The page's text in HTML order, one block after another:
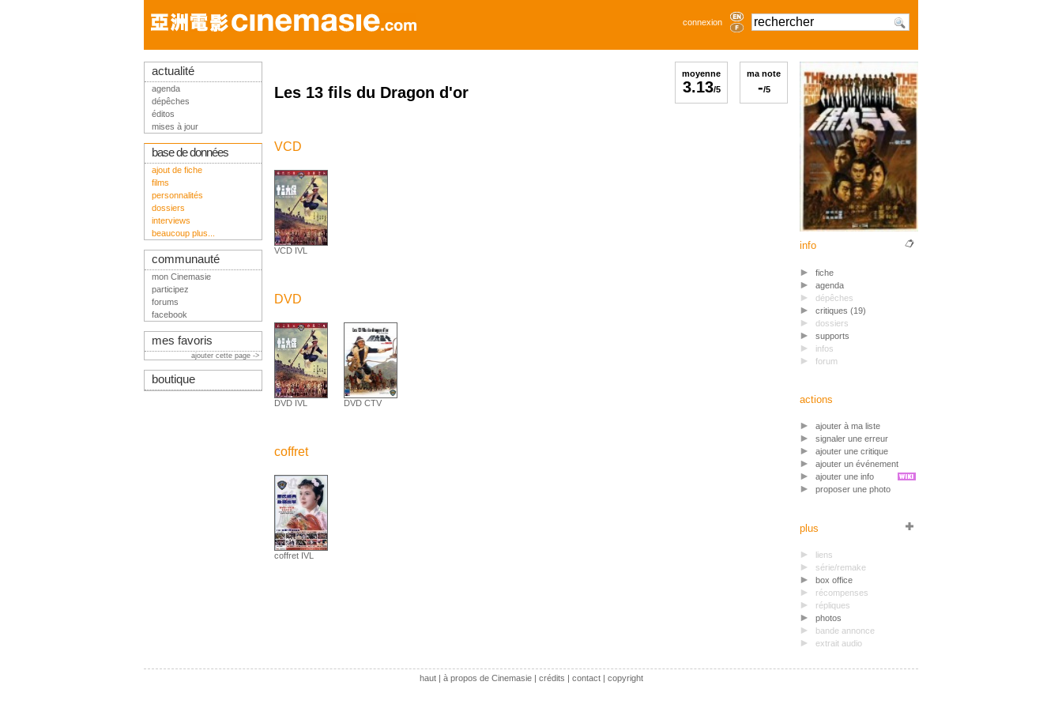
connexion
ma note
-/5
moyenne
3.13/5
Les 13 fils du Dragon d'or
VCD
VCD IVL
DVD
DVD IVL DVD CTV
coffret
coffret IVL
info
fiche
agenda
dépêches
critiques (19)
dossiers
supports
infos
forum
actions
ajouter à ma liste
signaler une erreur
ajouter une critique
ajouter un événement
ajouter une info
proposer une photo
plus
liens
série/remake
box office
récompenses
répliques
photos
bande annonce
extrait audio
actualité
agenda
dépêches
éditos
mises à jour
base de données
ajout de fiche
films
personnalités
dossiers
interviews
beaucoup plus...
communauté
mon Cinemasie
participez
forums
facebook
mes favoris
ajouter cette page ->
boutique
haut| à propos de Cinemasie| crédits | contact| copyright